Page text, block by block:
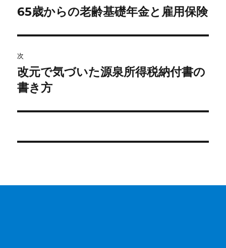
k
稿
ビ
ゲ
ー
シ
前
投
稿:
65歳からの老齢基礎年金と雇用保険
次
次
の
稿:
改元で気づいた源泉所得税納付書の
書き方